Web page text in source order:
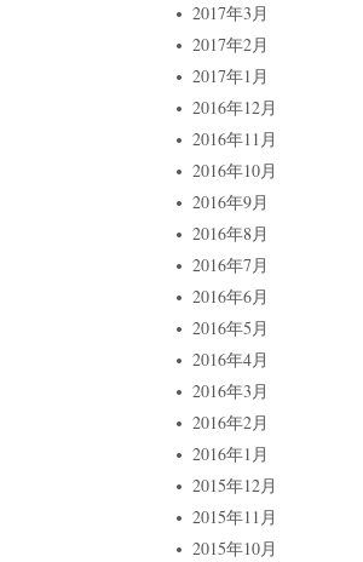
2017年3月
2017年2月
2017年1月
2016年12月
2016年11月
2016年10月
2016年9月
2016年8月
2016年7月
2016年6月
2016年5月
2016年4月
2016年3月
2016年2月
2016年1月
2015年12月
2015年11月
2015年10月